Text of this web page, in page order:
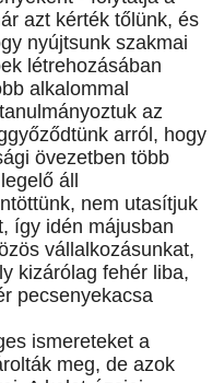
azt kérték tőlünk, és
nyújtsunk szakmai
létrehozásában
alkalommal
az
arról, hogy
övezetben több
áll
nem utasítjuk
így idén májusban
vállalkozásunkat,
kizárólag fehér liba,
pecsenyekacsa
ismereteket a
meg, de azok